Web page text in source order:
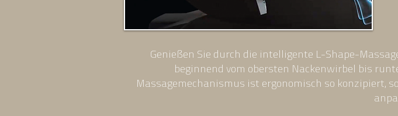
Genießen Sie durch die intelligente L-Shape-
beginnend vom obersten Nackenwirbel bis
Massagemechanismus ist ergonomisch so konzipiert,